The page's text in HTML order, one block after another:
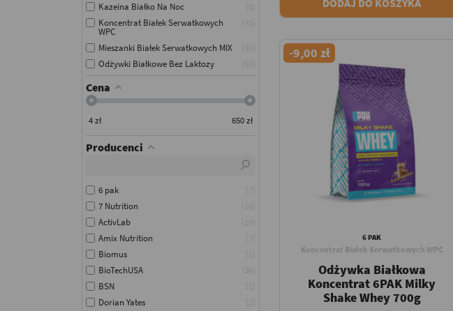
Kazeina Białko Na Noc
Koncentrat Białek Serwatkowych
WPC
Mieszanki Białek Serwatkowych MIX
Odżywki Białkowe Bez Laktozy
Cena
4zł 650zł
Producenci
6 pak
7 Nutrition
ActivLab
Amix Nutrition
Biomus
BioTechUSA
BSN
Dorian Yates
DODAJ DO KOSZYKA
-9,00 zł
6 PAK
Koncentrat Białek Serwatkowych WPC
Odżywka Białkowa
Koncentrat 6PAK Milky
Shake Whey 700g